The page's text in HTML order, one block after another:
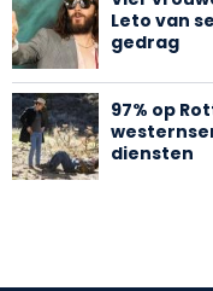
Leto van
gedrag
97% op
diensten